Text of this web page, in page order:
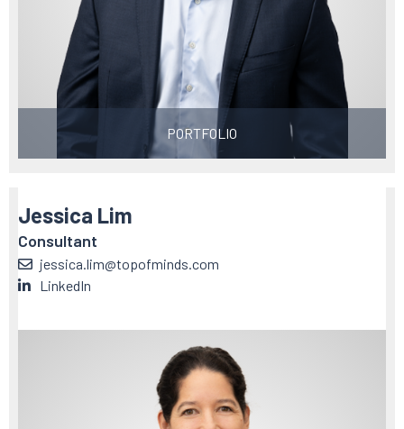
PORTFOLIO
Jessica Lim
Consultant
jessica.lim@topofminds.com
LinkedIn